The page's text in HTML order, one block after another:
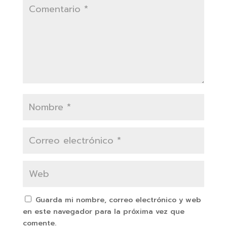
Guarda mi nombre, correo electrónico y web
en este navegador para la próxima vez que
comente.